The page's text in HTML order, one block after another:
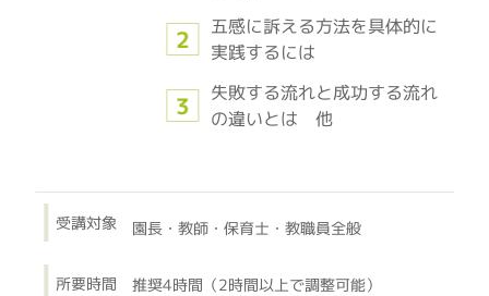
五感に訴える方法を具体的に
実践するには
失敗する流れと成功する流れ
の違いとは 他
受講対象 園長・教師・保育士・教職員全般
所要時間 推奨4時間（2時間以上で調整可能）